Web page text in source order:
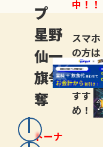
プ
星野
仙一
旗争
奪
トーナ
中！！
スマホ
の方は
LINE登
録がお
すす
め！